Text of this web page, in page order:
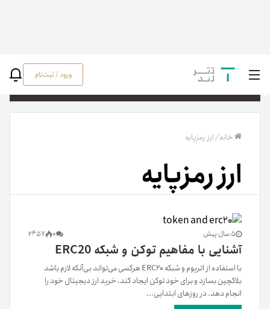
ورود / ثبت‌نام
خانه/ارز رمزپایه
ارز رمزپایه
5 سال پیش 0
2457
آشنایی با مفاهیم توکن و شبکه ERC20
با استفاده از اتریوم و شبکه ERC20 هرکسی می‌تواند بی‌آنکه لازم باشد
بلاکچین بسازد و برای خود توکن ایجاد کند، خرید ارز دیجیتال خود را
انجام دهد. در روزهای ابتدایی...